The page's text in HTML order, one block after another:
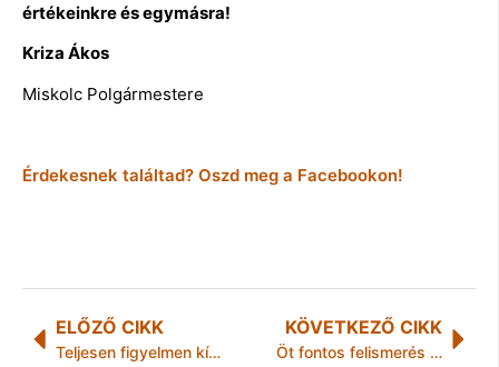
értékeinkre és egymásra!
Kriza Ákos
Miskolc Polgármestere
Érdekesnek találtad? Oszd meg a Facebookon!
ELŐZŐ CIKK
Teljesen figyelmen kívül hagyják a nyereséges multik a kötelező bérkompenzációt
KÖVETKEZŐ CIKK
Öt fontos felismerés – Fele sem tréfa